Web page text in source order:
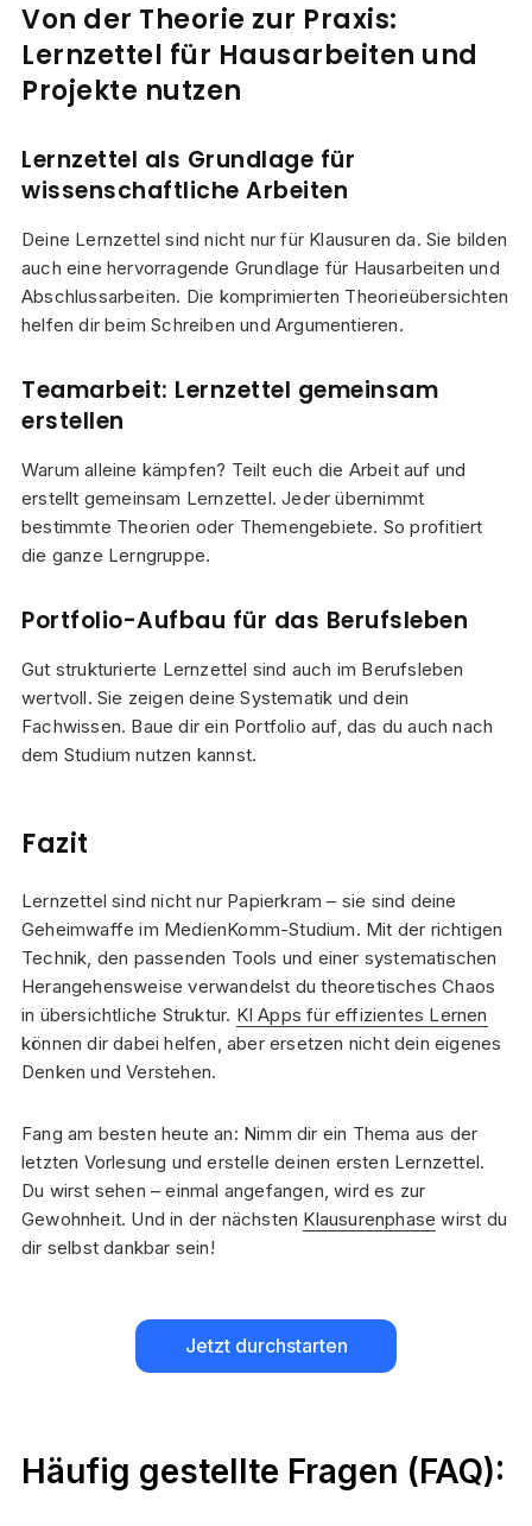
Von der Theorie zur Praxis:
Lernzettel für Hausarbeiten und
Projekte nutzen
Lernzettel als Grundlage für
wissenschaftliche Arbeiten
Deine Lernzettel sind nicht nur für Klausuren da. Sie bilden
auch eine hervorragende Grundlage für Hausarbeiten und
Abschlussarbeiten. Die komprimierten Theorieübersichten
helfen dir beim Schreiben und Argumentieren.
Teamarbeit: Lernzettel gemeinsam
erstellen
Warum alleine kämpfen? Teilt euch die Arbeit auf und
erstellt gemeinsam Lernzettel. Jeder übernimmt
bestimmte Theorien oder Themengebiete. So profitiert
die ganze Lerngruppe.
Portfolio-Aufbau für das Berufsleben
Gut strukturierte Lernzettel sind auch im Berufsleben
wertvoll. Sie zeigen deine Systematik und dein
Fachwissen. Baue dir ein Portfolio auf, das du auch nach
dem Studium nutzen kannst.
Fazit
Lernzettel sind nicht nur Papierkram – sie sind deine
Geheimwaffe im MedienKomm-Studium. Mit der richtigen
Technik, den passenden Tools und einer systematischen
Herangehensweise verwandelst du theoretisches Chaos
in übersichtliche Struktur. KI Apps für effizientes Lernen
können dir dabei helfen, aber ersetzen nicht dein eigenes
Denken und Verstehen.
Fang am besten heute an: Nimm dir ein Thema aus der
letzten Vorlesung und erstelle deinen ersten Lernzettel.
Du wirst sehen – einmal angefangen, wird es zur
Gewohnheit. Und in der nächsten Klausurenphase wirst du
dir selbst dankbar sein!
Jetzt durchstarten
Häufig gestellte Fragen (FAQ):